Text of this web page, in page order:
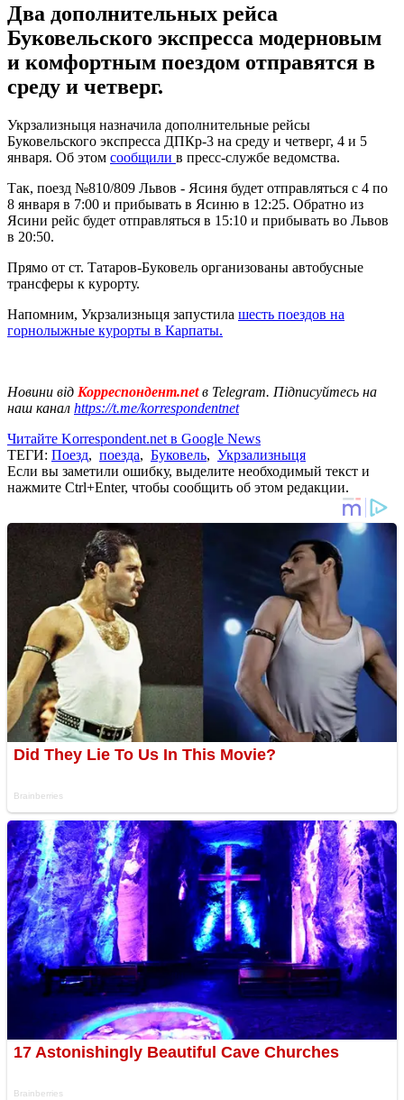
Два дополнительных рейса
Буковельского экспресса модерновым
и комфортным поездом отправятся в
среду и четверг.
Укрзализныця назначила дополнительные рейсы
Буковельского экспресса ДПКр-3 на среду и четверг, 4 и 5
января. Об этом сообщили в пресс-службе ведомства.
Так, поезд №810/809 Львов - Ясиня будет отправляться с 4 по
8 января в 7:00 и прибывать в Ясиню в 12:25. Обратно из
Ясини рейс будет отправляться в 15:10 и прибывать во Львов
в 20:50.
Прямо от ст. Татаров-Буковель организованы автобусные
трансферы к курорту.
Напомним, Укрзализныця запустила шесть поездов на
горнолыжные курорты в Карпаты.
Новини від Корреспондент.netв Telegram. Підписуйтесь на
наш канал https://t.me/korrespondentnet
Читайте Korrespondent.net в Google News
ТЕГИ: Поезд, поезда, Буковель, Укрзализныця
Если вы заметили ошибку, выделите необходимый текст и
нажмите Ctrl+Enter, чтобы сообщить об этом редакции.